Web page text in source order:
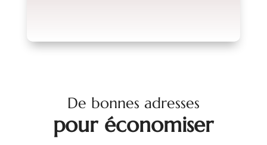
De bonnes adresses
pour économiser